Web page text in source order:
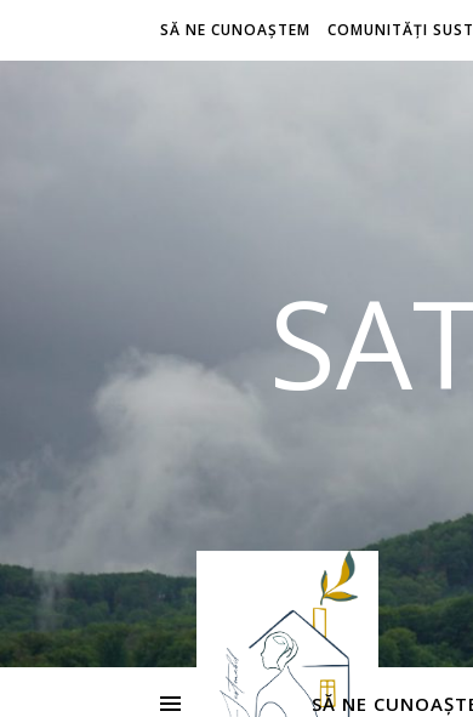
SĂ NE CUNOAȘTEM COMUNITĂȚI
SĂ NE